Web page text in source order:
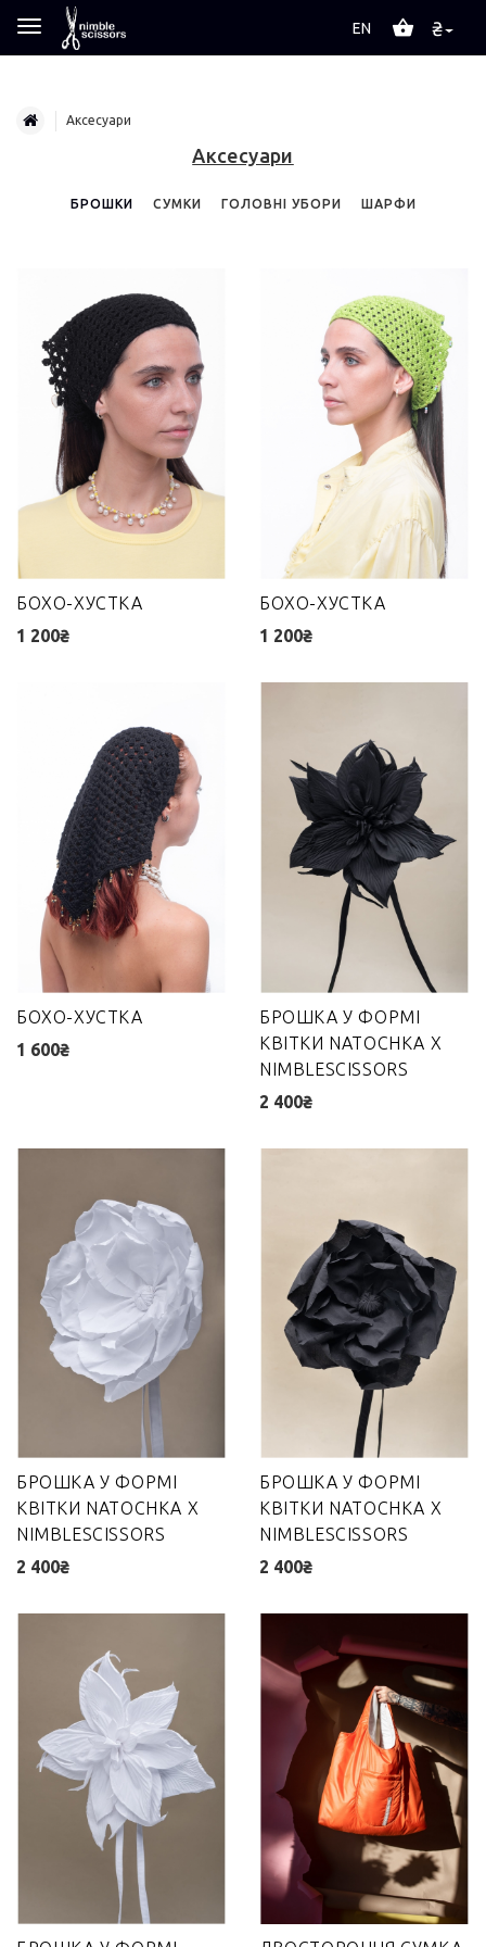
₴
EN
Аксесуари
Аксесуари
БРОШКИ СУМКИ ГОЛОВНІ УБОРИ ШАРФИ
БОХО-ХУСТКА
1 200₴
БОХО-ХУСТКА
1 200₴
БОХО-ХУСТКА
1 600₴
БРОШКА У ФОРМІ
КВІТКИ NATOCHKA X
NIMBLESCISSORS
2 400₴
БРОШКА У ФОРМІ
КВІТКИ NATOCHKA X
NIMBLESCISSORS
2 400₴
БРОШКА У ФОРМІ
КВІТКИ NATOCHKA X
NIMBLESCISSORS
2 400₴